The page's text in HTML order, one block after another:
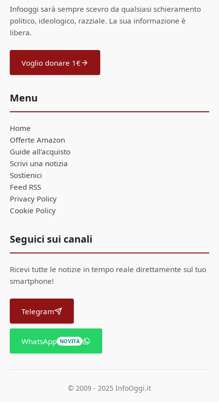
Infooggi sarà sempre scevro da qualsiasi schieramento
politico, ideologico, razziale. La sua informazione è
libera.
Voglio donare 1€
Menu
Home
Offerte Amazon
Guide all'acquisto
Scrivi una notizia
Sostienici
Feed RSS
Privacy Policy
Cookie Policy
Seguici sui canali
Ricevi tutte le notizie in tempo reale direttamente sul tuo
smartphone!
Telegram
WhatsApp NOVITÀ
© 2009 - 2025 InfoOggi.it